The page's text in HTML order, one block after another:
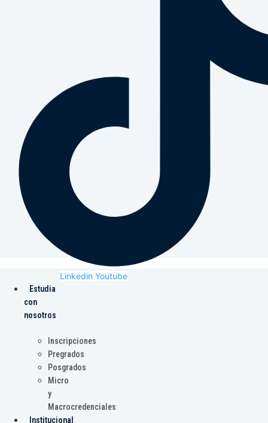
Linkedin Youtube
Estudia
con
nosotros
Inscripciones
Pregrados
Posgrados
Micro
y
Macrocredenciales
Institucional